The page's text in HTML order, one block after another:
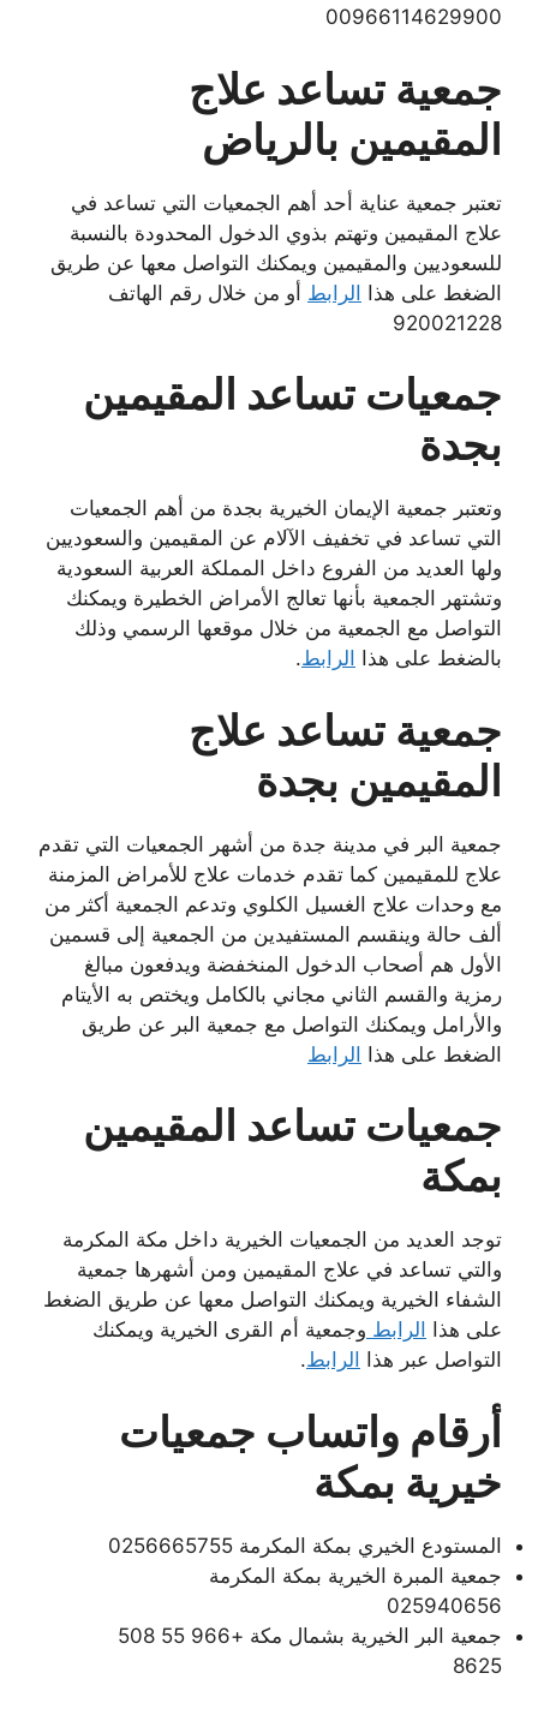
00966114629900
جمعية تساعد علاج
المقيمين بالرياض
تعتبر جمعية عناية أحد أهم الجمعيات التي تساعد في
علاج المقيمين وتهتم بذوي الدخول المحدودة بالنسبة
للسعوديين والمقيمين ويمكنك التواصل معها عن طريق
الضغط على هذا الرابط أو من خلال رقم الهاتف
920021228
جمعيات تساعد المقيمين
بجدة
وتعتبر جمعية الإيمان الخيرية بجدة من أهم الجمعيات
التي تساعد في تخفيف الآلام عن المقيمين والسعوديين
ولها العديد من الفروع داخل المملكة العربية السعودية
وتشتهر الجمعية بأنها تعالج الأمراض الخطيرة ويمكنك
التواصل مع الجمعية من خلال موقعها الرسمي وذلك
بالضغط على هذا
الرابط.
جمعية تساعد علاج
المقيمين بجدة
جمعية البر في مدينة جدة من أشهر الجمعيات التي تقدم
علاج للمقيمين كما تقدم خدمات علاج للأمراض المزمنة
مع وحدات علاج الغسيل الكلوي وتدعم الجمعية أكثر من
ألف حالة وينقسم المستفيدين من الجمعية إلى قسمين
الأول هم أصحاب الدخول المنخفضة ويدفعون مبالغ
رمزية والقسم الثاني مجاني بالكامل ويختص به الأيتام
والأرامل ويمكنك التواصل مع جمعية البر عن طريق
الضغط على هذا الرابط
جمعيات تساعد المقيمين
بمكة
توجد العديد من الجمعيات الخيرية داخل مكة المكرمة
والتي تساعد في علاج المقيمين ومن أشهرها جمعية
الشفاء الخيرية ويمكنك التواصل معها عن طريق الضغط
على هذا
الرابط وجمعية أم القرى الخيرية ويمكنك
التواصل عبر هذا
الرابط.
أرقام واتساب جمعيات
خيرية بمكة
المستودع الخيري بمكة المكرمة 0256665755
جمعية المبرة الخيرية بمكة المكرمة
025940656
جمعية البر الخيرية بشمال مكة +966 55 508
8625